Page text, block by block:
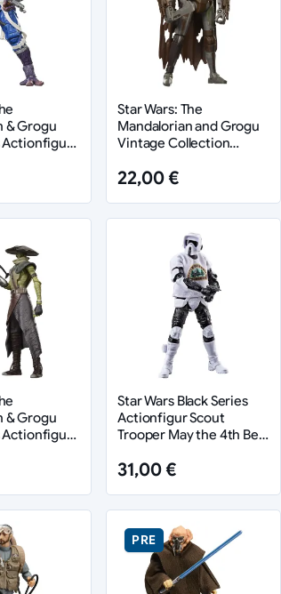
& Grogu
Actionfigur
Star Wars: The
Mandalorian and Grogu
Vintage Collection
Droid 10 cm
22,00 €
& Grogu
Actionfigur
Star Wars Black Series
Actionfigur Scout
Trooper May the 4th Be
31,00 €
PRE